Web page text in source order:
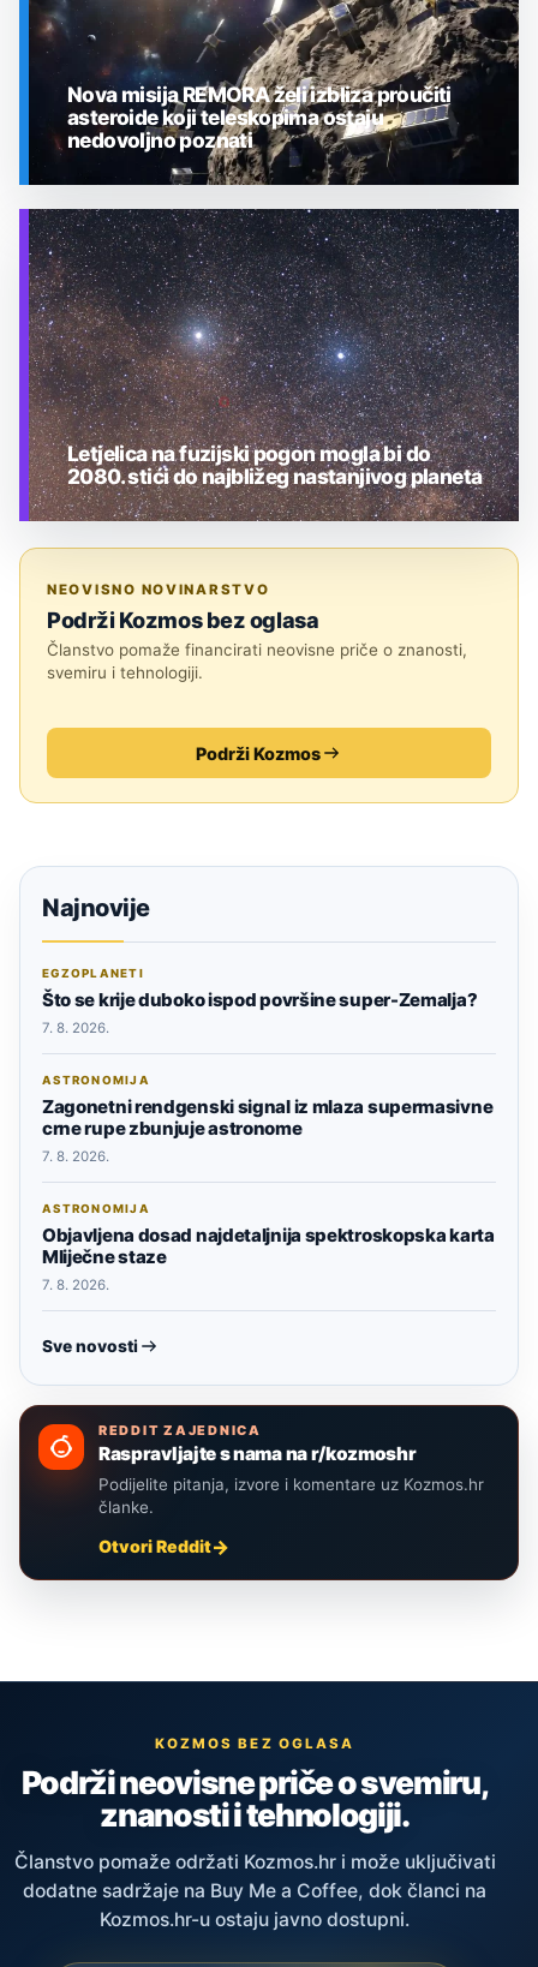
SVEMIR
Nova misija REMORA želi izbliza proučiti
asteroide koji teleskopima ostaju
nedovoljno poznati
Letjelica na fuzijski pogon mogla bi do
2080. stići do najbližeg nastanjivog planeta
NEOVISNO NOVINARSTVO
Podrži Kozmos bez oglasa
Članstvo pomaže financirati neovisne priče o znanosti,
svemiru i tehnologiji.
Podrži Kozmos
Najnovije
EGZOPLANETI
Što se krije duboko ispod površine super-Zemalja?
7. 8. 2026.
ASTRONOMIJA
Zagonetni rendgenski signal iz mlaza supermasivne
crne rupe zbunjuje astronome
7. 8. 2026.
ASTRONOMIJA
Objavljena dosad najdetaljnija spektroskopska karta
Mliječne staze
7. 8. 2026.
Sve novosti
REDDIT ZAJEDNICA
Raspravljajte s nama na r/kozmoshr
Podijelite pitanja, izvore i komentare uz Kozmos.hr
članke.
Otvori Reddit
KOZMOS BEZ OGLASA
Podrži neovisne priče o svemiru,
znanosti i tehnologiji.
Članstvo pomaže održati Kozmos.hr i može uključivati
dodatne sadržaje na Buy Me a Coffee, dok članci na
Kozmos.hr-u ostaju javno dostupni.